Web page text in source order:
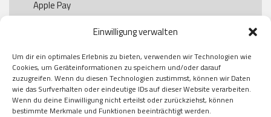
Einwilligung verwalten
Um dir ein optimales Erlebnis zu bieten, verwenden wir Technologien wie
Cookies, um Geräteinformationen zu speichern und/oder darauf
zuzugreifen. Wenn du diesen Technologien zustimmst, können wir Daten
wie das Surfverhalten oder eindeutige IDs auf dieser Website verarbeiten.
Wenn du deine Einwilligung nicht erteilst oder zurückziehst, können
bestimmte Merkmale und Funktionen beeinträchtigt werden.
Apple Pay
Paypal
Kauf auf Rechung
Klarna
American Express